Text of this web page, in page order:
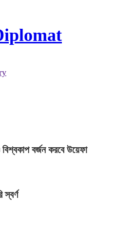
বর্জন করবে উয়েফা
স্বর্ণ